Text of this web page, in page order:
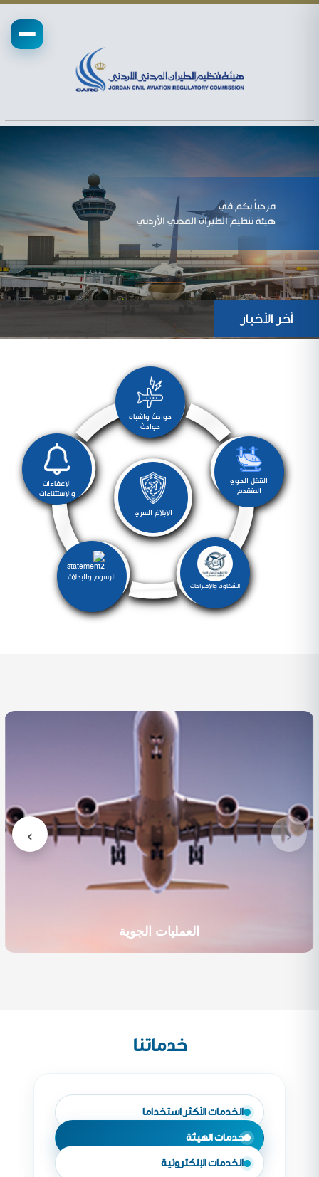
مرحباً بكم في
هيئة تنظيم الطيران المدني الأردني
أخر الأخبار
حوادث واشباه
حوادث
التنقل الجوي
المتقدم
الرسوم والبدلات
الاعفاءات
والاستثناءات
الابلاغ السري
الشكاوى والاقتراحات
العمليات الجوية
خدماتنا
الخدمات الأكثر استخداما
خدمات الهيئة
الخدمات الإلكترونية